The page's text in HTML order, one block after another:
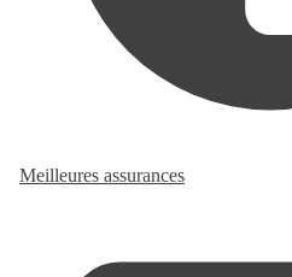
Meilleures assurances